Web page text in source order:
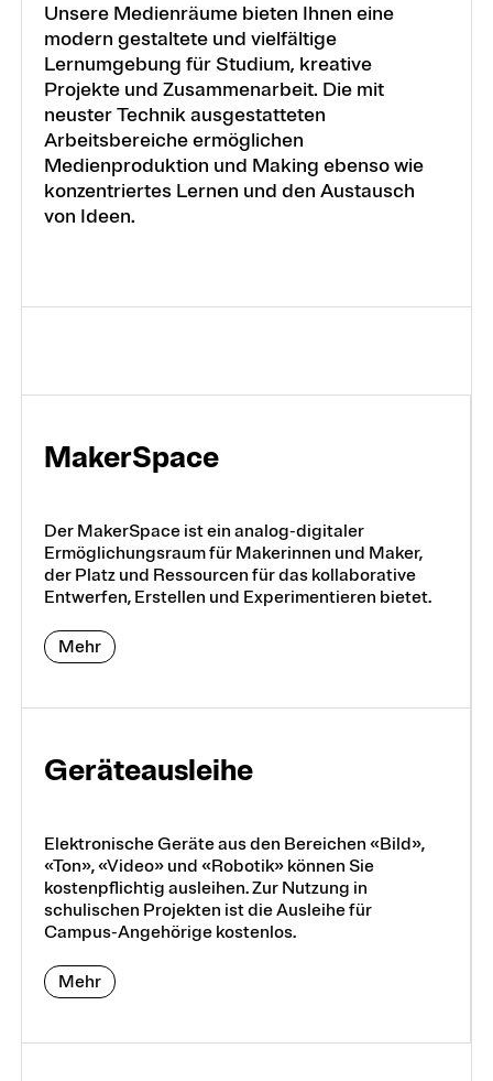
Unsere Medienräume bieten Ihnen eine
modern gestaltete und vielfältige
Lernumgebung für Studium, kreative
Projekte und Zusammenarbeit. Die mit
neuster Technik ausgestatteten
Arbeitsbereiche ermöglichen
Medienproduktion und Making ebenso wie
konzentriertes Lernen und den Austausch
von Ideen.
Maker­Space
Der MakerSpace ist ein analog-digitaler
Ermöglichungsraum für Makerinnen und Maker,
der Platz und Ressourcen für das kollaborative
Entwerfen, Erstellen und Experimentieren bietet.
Mehr
Geräte­aus­leihe
Elektronische Geräte aus den Bereichen «Bild»,
«Ton», «Video» und «Robotik» können Sie
kostenpflichtig ausleihen. Zur Nutzung in
schulischen Projekten ist die Ausleihe für
Campus-Angehörige kostenlos.
Mehr